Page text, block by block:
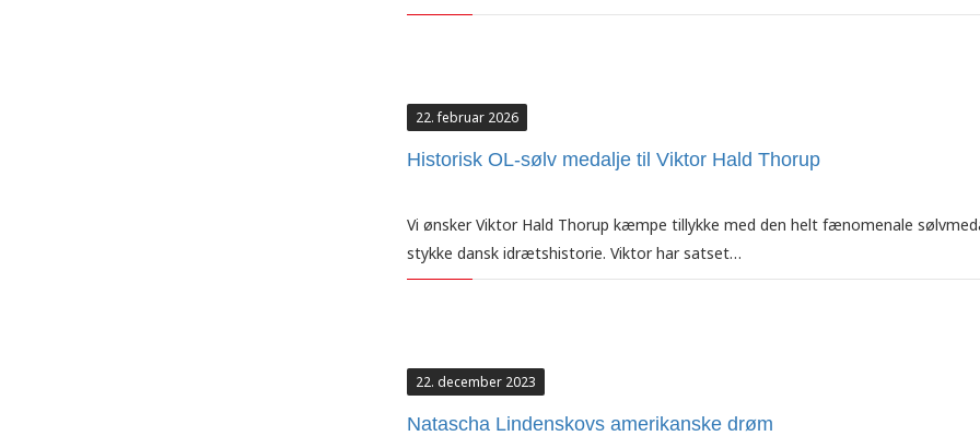
22. februar 2026
Historisk OL-sølv medalje til Viktor Hald Thorup
Vi ønsker Viktor Hald Thorup kæmpe tillykke med den helt fænomenale
stykke dansk idrætshistorie. Viktor har satset…
22. december 2023
Natascha Lindenskovs amerikanske drøm